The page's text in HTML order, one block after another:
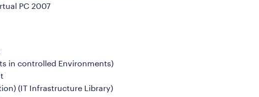
PC 2007
in controlled Environments)
(IT Infrastructure Library)